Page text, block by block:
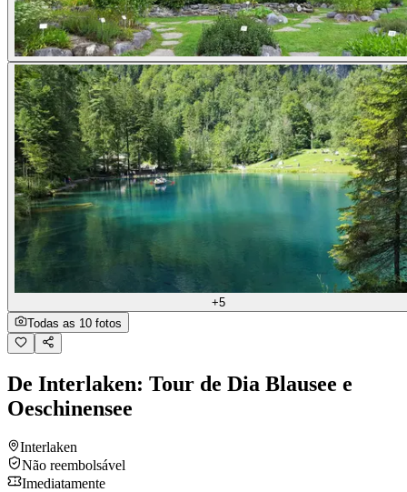
+5
Todas as 10 fotos
De Interlaken: Tour de Dia Blausee e
Oeschinensee
Interlaken
Não reembolsável
Imediatamente